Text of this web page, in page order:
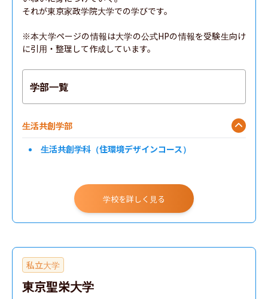
それが東京家政学院大学での学びです。
※本大学ページの情報は大学の公式HPの情報を受験生向け
に引用・整理して作成しています。
学部一覧
生活共創学部
生活共創学科（住環境デザインコース）
学校を詳しく見る
私立大学
東京聖栄大学